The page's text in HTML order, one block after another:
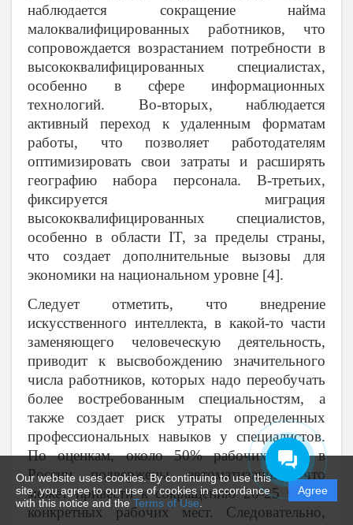
Our website uses cookies. By continuing to use this
site, you agree to our use of cookies in accordance
with this notice and the Terms of Use.
Agree
наблюдается сокращение найма
малоквалифицированных работников, что
сопровождается возрастанием потребности в
высококвалифицированных специалистах,
особенно в сфере информационных
технологий. Во-вторых, наблюдается
активный переход к удаленным форматам
работы, что позволяет работодателям
оптимизировать свои затраты и расширять
географию набора персонала. В-третьих,
фиксируется миграция
высококвалифицированных специалистов,
особенно в области IT, за пределы страны,
что создает дополнительные вызовы для
экономики на национальном уровне [4].
Следует отметить, что внедрение
искусственного интеллекта, в какой-то части
заменяющего человеческую деятельность,
приводит к высвобождению значительного
числа работников, которых надо переобучать
более востребованным специальностям, а
также создает риск утраты определенных
профессиональных навыков у специалистов.
По оценкам, около 50% рабочих мест в
России подвержены автоматизации, что
может привести к сокращению 20-25 тысяч
конкретных рабочих мест. Следовательно,